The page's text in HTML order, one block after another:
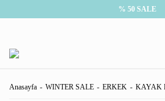
% 50 SALE
Anasayfa WINTER SALE ERKEK KAYAK